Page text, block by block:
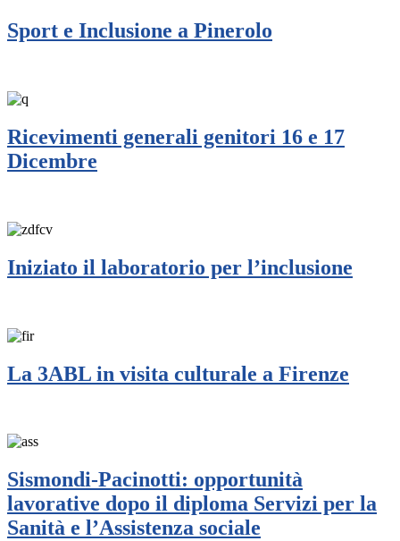
Sport e Inclusione a Pinerolo
Ricevimenti generali genitori 16 e 17
Dicembre
Iniziato il laboratorio per l’inclusione
La 3ABL in visita culturale a Firenze
Sismondi-Pacinotti: opportunità
lavorative dopo il diploma Servizi per la
Sanità e l’Assistenza sociale